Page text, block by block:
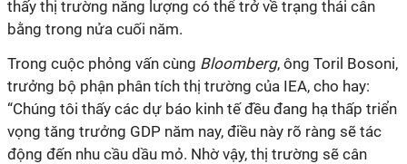
thấy thị trường năng lượng có thể trở về trạng thái cân
bằng trong nửa cuối năm.
Trong cuộc phỏng vấn cùng Bloomberg, ông Toril Bosoni,
trưởng bộ phận phân tích thị trường của IEA, cho hay:
“Chúng tôi thấy các dự báo kinh tế đều đang hạ thấp triển
vọng tăng trưởng GDP năm nay, điều này rõ ràng sẽ tác
động đến nhu cầu dầu mỏ. Nhờ vậy, thị trường sẽ cân